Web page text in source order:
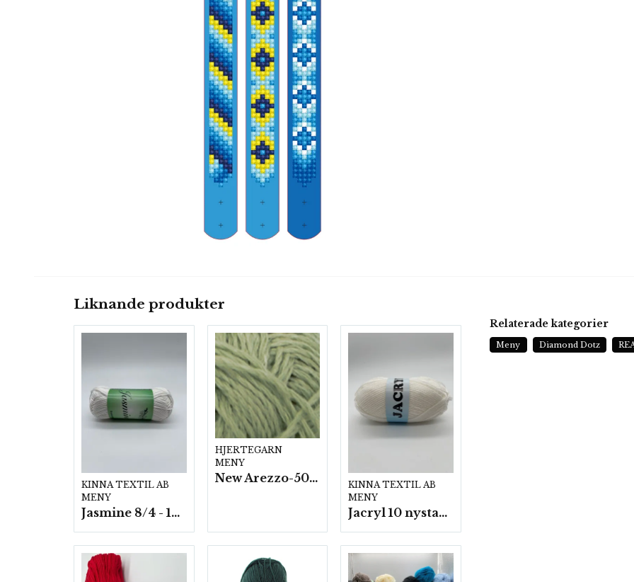
Liknande produkter
KINNA TEXTIL AB
MENY
Jasmine 8/4 - 10 nystan a50g./fp.
HJERTEGARN
MENY
New Arezzo-50g./nyst. 10 st/fp.
KINNA TEXTIL AB
MENY
Jacryl 10 nystan a50g./fp.
Relaterade kategorier
Meny Diamond Dotz